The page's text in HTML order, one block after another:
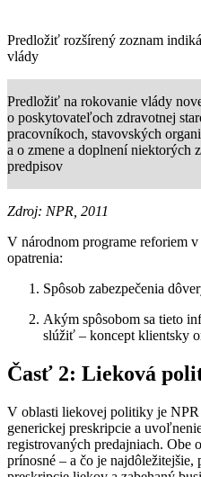
Predložiť rozšírený zoznam
vlády
Predložiť na rokovanie vlády
o poskytovateľoch zdravotnej
pracovníkoch, stavovských
a o zmene a doplnení niektorých
predpisov
Zdroj: NPR, 2011
V národnom programe reforiem v
opatrenia:
Spôsob zabezpečenia
Akým spôsobom sa tieto
slúžiť – koncept klientsky
Časť 2: Lieková
V oblasti liekovej politiky je NPR
generickej preskripcie a
registrovaných predajniach. Obe
prínosné – a čo je najdôležitejšie,